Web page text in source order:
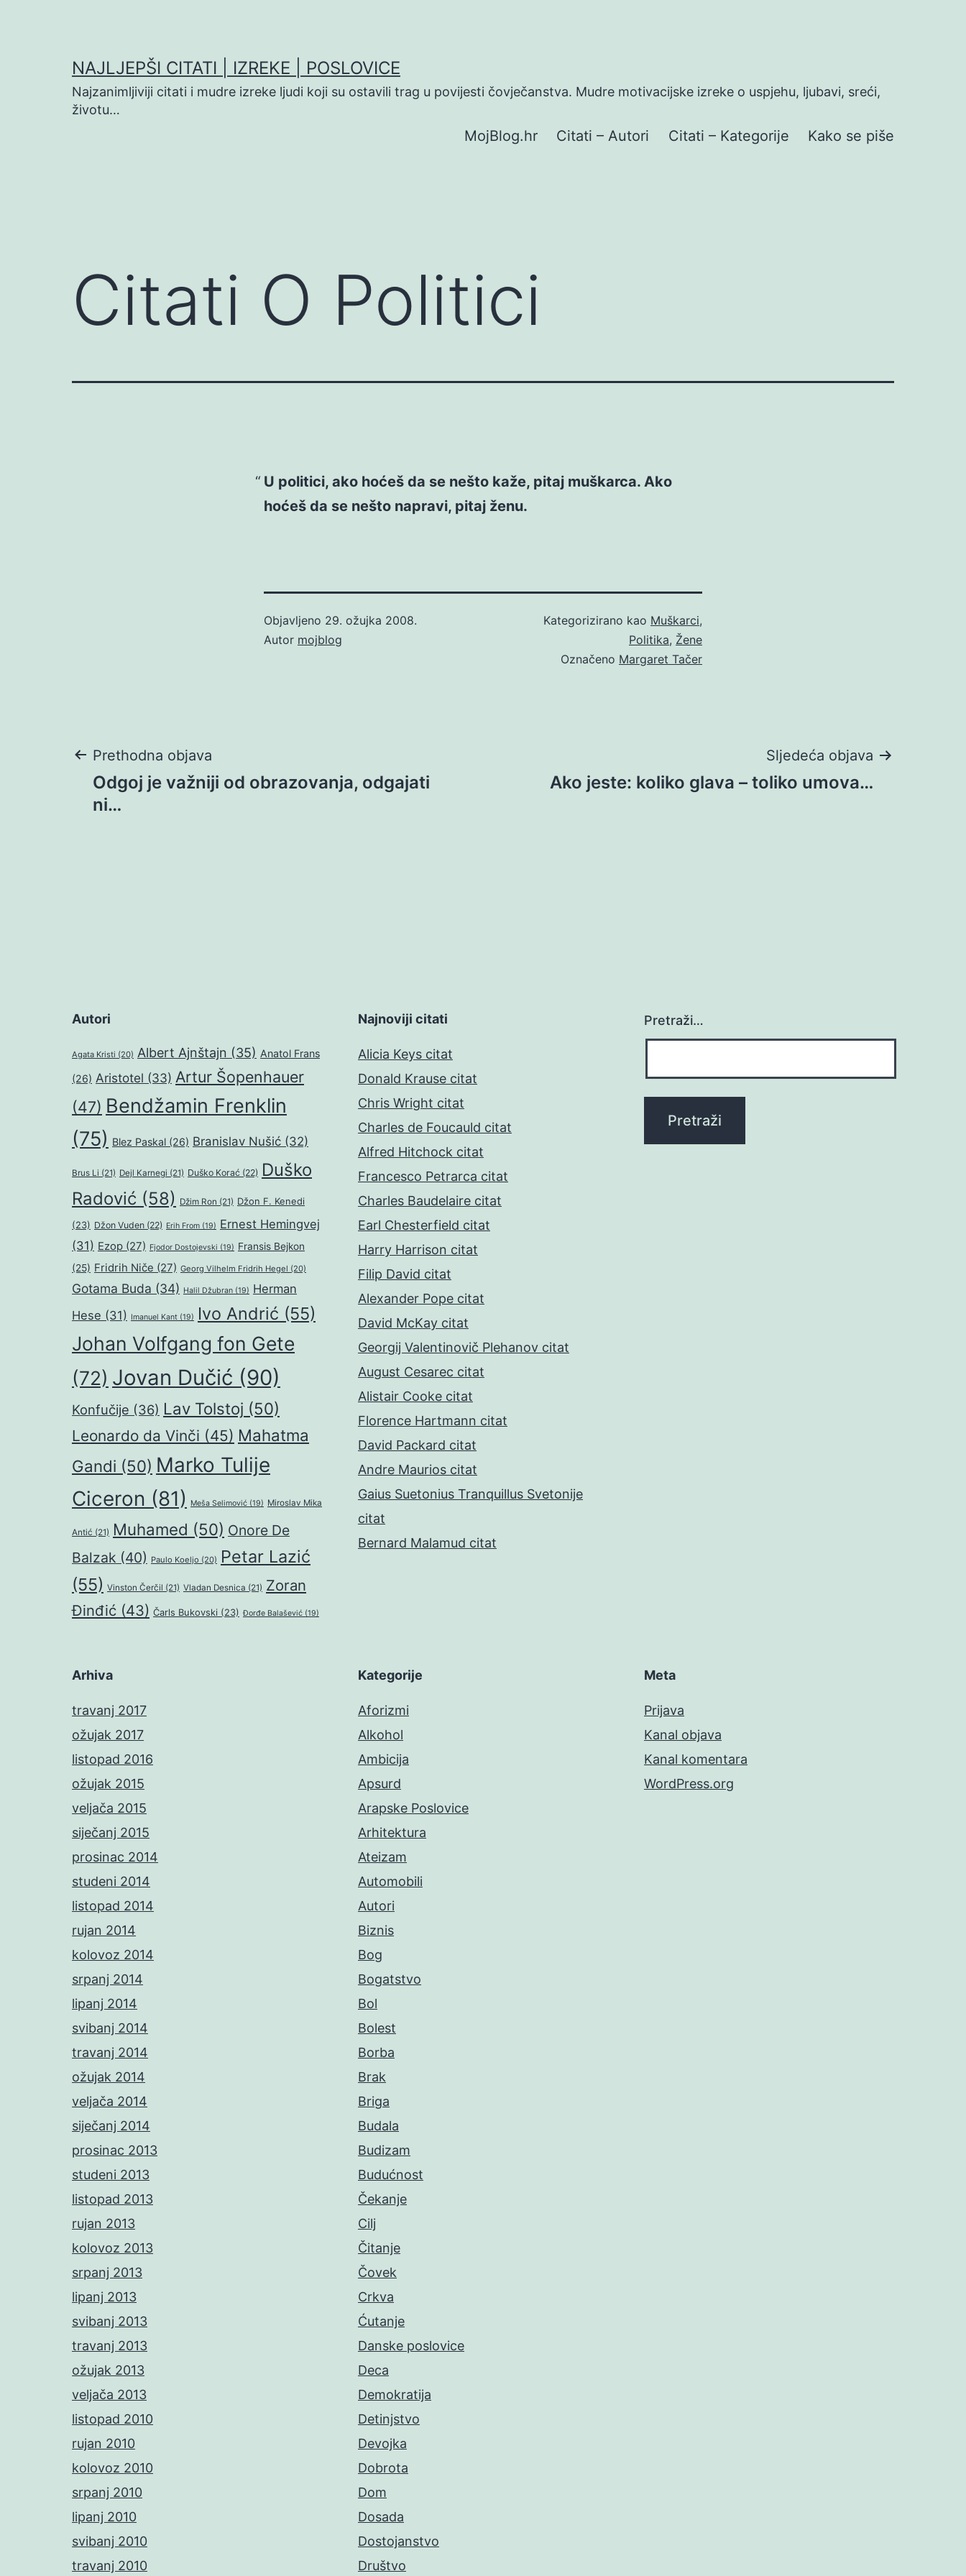
NAJLJEPŠI CITATI | IZREKE | POSLOVICE
Najzanimljiviji citati i mudre izreke ljudi koji su ostavili trag u povijesti čovječanstva. Mudre motivacijske izreke o uspjehu, ljubavi, sreći,
životu…
MojBlog.hr Citati – Autori Citati – Kategorije Kako se piše
Citati O Politici
U politici, ako hoćeš da se nešto kaže, pitaj muškarca. Ako
hoćeš da se nešto napravi, pitaj ženu.
Objavljeno 29. ožujka 2008.
Autor mojblog
Kategorizirano kao Muškarci,
Politika, Žene
Označeno Margaret Tačer
Navigacija
objava
Prethodna objava
Odgoj je važniji od obrazovanja, odgajati
ni…
Sljedeća objava
Ako jeste: koliko glava – toliko umova…
Autori
Agata Kristi (20) Albert Ajnštajn (35) Anatol Frans
(26) Aristotel (33) Artur Šopenhauer
(47) Bendžamin Frenklin
(75) Blez Paskal (26) Branislav Nušić (32)
Brus Li (21) Dejl Karnegi (21) Duško Korać (22) Duško
Radović (58) Džim Ron (21) Džon F. Kenedi
(23) Džon Vuden (22) Erih From (19) Ernest Hemingvej
(31) Ezop (27) Fjodor Dostojevski (19) Fransis Bejkon
(25) Fridrih Niče (27) Georg Vilhelm Fridrih Hegel (20)
Gotama Buda (34) Halil Džubran (19) Herman
Hese (31) Imanuel Kant (19) Ivo Andrić (55)
Johan Volfgang fon Gete
(72) Jovan Dučić (90)
Konfučije (36) Lav Tolstoj (50)
Leonardo da Vinči (45) Mahatma
Gandi (50) Marko Tulije
Ciceron (81) Meša Selimović (19) Miroslav Mika
Antić (21) Muhamed (50) Onore De
Balzak (40) Paulo Koeljo (20) Petar Lazić
(55) Vinston Čerčil (21) Vladan Desnica (21) Zoran
Đinđić (43) Čarls Bukovski (23) Đorđe Balašević (19)
Najnoviji citati
Alicia Keys citat
Donald Krause citat
Chris Wright citat
Charles de Foucauld citat
Alfred Hitchock citat
Francesco Petrarca citat
Charles Baudelaire citat
Earl Chesterfield citat
Harry Harrison citat
Filip David citat
Alexander Pope citat
David McKay citat
Georgij Valentinovič Plehanov citat
August Cesarec citat
Alistair Cooke citat
Florence Hartmann citat
David Packard citat
Andre Maurios citat
Gaius Suetonius Tranquillus Svetonije
citat
Bernard Malamud citat
Pretraži…
Arhiva
travanj 2017
ožujak 2017
listopad 2016
ožujak 2015
veljača 2015
siječanj 2015
prosinac 2014
studeni 2014
listopad 2014
rujan 2014
kolovoz 2014
srpanj 2014
lipanj 2014
svibanj 2014
travanj 2014
ožujak 2014
veljača 2014
siječanj 2014
prosinac 2013
studeni 2013
listopad 2013
rujan 2013
kolovoz 2013
srpanj 2013
lipanj 2013
svibanj 2013
travanj 2013
ožujak 2013
veljača 2013
listopad 2010
rujan 2010
kolovoz 2010
srpanj 2010
lipanj 2010
svibanj 2010
travanj 2010
Kategorije
Aforizmi
Alkohol
Ambicija
Apsurd
Arapske Poslovice
Arhitektura
Ateizam
Automobili
Autori
Biznis
Bog
Bogatstvo
Bol
Bolest
Borba
Brak
Briga
Budala
Budizam
Budućnost
Čekanje
Cilj
Čitanje
Čovek
Crkva
Ćutanje
Danske poslovice
Deca
Demokratija
Detinjstvo
Devojka
Dobrota
Dom
Dosada
Dostojanstvo
Društvo
Meta
Prijava
Kanal objava
Kanal komentara
WordPress.org